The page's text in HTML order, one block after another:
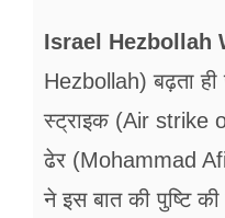
जीवन मंत्रा
फूड
ब्‍यूटी
Israel Hezbollah
Hezbollah) बढ़ता
स्ट्राइक (Air strike
ढेर (Mohammad
ने इस बात की पुष्टि